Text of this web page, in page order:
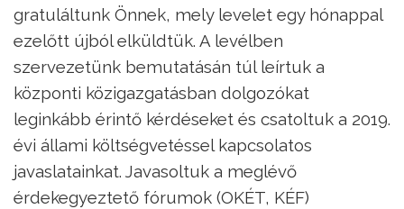
gratuláltunk Önnek, mely levelet egy hónappal
ezelőtt újból elküldtük. A levélben
szervezetünk bemutatásán túl leírtuk a
központi közigazgatásban dolgozókat
leginkább érintő kérdéseket és csatoltuk a 2019.
évi állami költségvetéssel kapcsolatos
javaslatainkat. Javasoltuk a meglévő
érdekegyeztető fórumok (OKÉT, KÉF)